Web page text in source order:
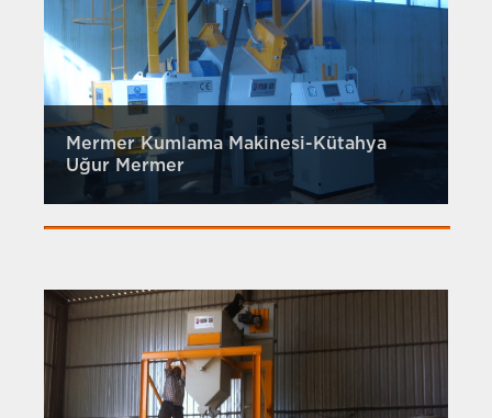
Mermer Kumlama Makinesi-Kütahya
Uğur Mermer